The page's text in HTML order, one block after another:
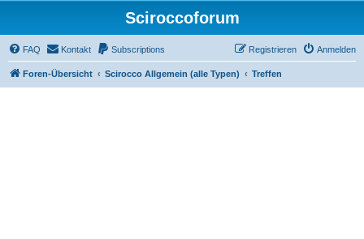
Sciroccoforum
FAQ Kontakt Subscriptions Anmelden
Registrieren
Foren-Übersicht Scirocco Allgemein (alle Typen) Treffen